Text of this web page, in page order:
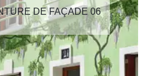
DE FAÇADE 06